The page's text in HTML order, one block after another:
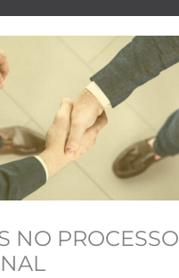
NO PROCESSO